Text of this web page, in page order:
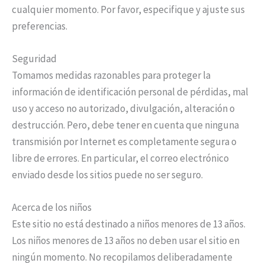
cualquier momento. Por favor, especifique y ajuste sus
preferencias.
Seguridad
Tomamos medidas razonables para proteger la
información de identificación personal de pérdidas, mal
uso y acceso no autorizado, divulgación, alteración o
destrucción. Pero, debe tener en cuenta que ninguna
transmisión por Internet es completamente segura o
libre de errores. En particular, el correo electrónico
enviado desde los sitios puede no ser seguro.
Acerca de los niños
Este sitio no está destinado a niños menores de 13 años.
Los niños menores de 13 años no deben usar el sitio en
ningún momento. No recopilamos deliberadamente